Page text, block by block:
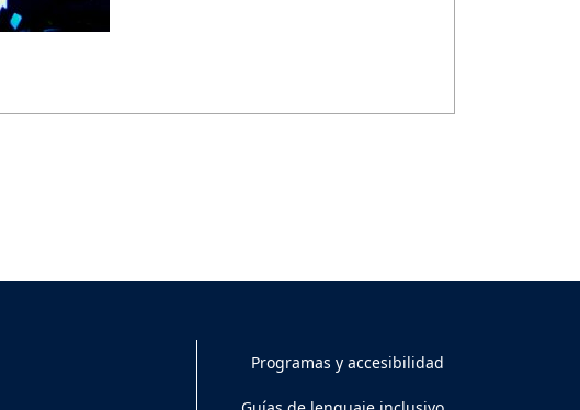
Programas y accesibilidad